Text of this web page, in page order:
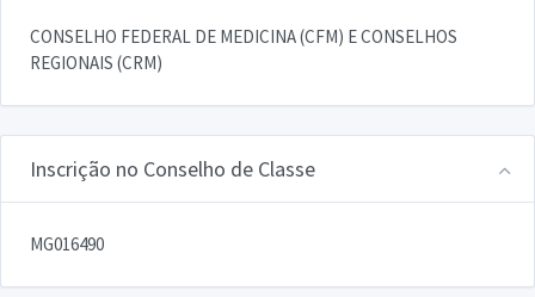
CONSELHO FEDERAL DE MEDICINA (CFM) E CONSELHOS
REGIONAIS (CRM)
Inscrição no Conselho de Classe
MG016490